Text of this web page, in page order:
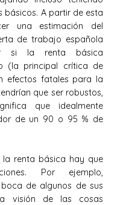
básicos. A partir de esta
una estimación del
de trabajo española
si la renta básica
(la principal crítica de
efectos fatales para la
que ser robustos,
que idealmente
de un 90 o 95 % de
renta básica hay que
Por ejemplo,
de algunos de sus
visión de las cosas